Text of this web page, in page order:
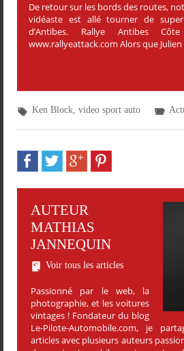
De retour sur les bords des routes,
vidéaste est allé tourner de
d’Antibes. Rallye Antibes
www.rallyeattack.com Alors que
Ken Block video sport auto
AUTEUR
MATHIAS
JANNEQUIN
Voir tous les articles
Passionné par le web, la
photographie, et les voitures
vintages ! Fondateur du blog
Le-Pilote-Automobile.com, je
articles avec plusieurs auteurs